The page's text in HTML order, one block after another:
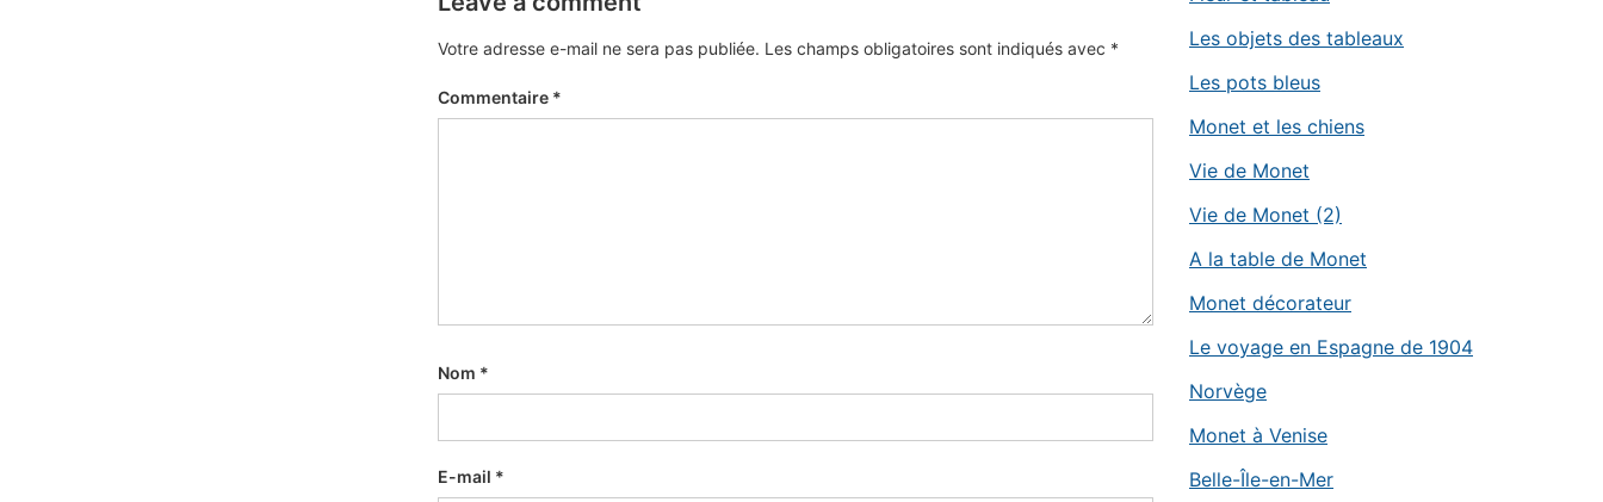
Votre adresse e-mail ne sera pas publiée. Les champs obligatoires sont indiqués avec *
Commentaire *
Nom *
E-mail *
Les objets des tableaux
Les pots bleus
Monet et les chiens
Vie de Monet
Vie de Monet (2)
A la table de Monet
Monet décorateur
Le voyage en Espagne de 1904
Norvège
Monet à Venise
Belle-Île-en-Mer